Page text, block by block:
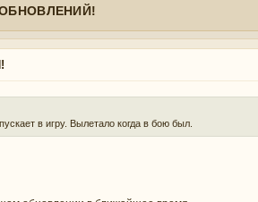
в игру. Вылетало когда в бою был.